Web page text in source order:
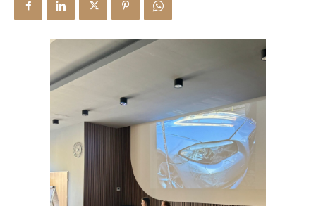
Știri
Echipa Facultății
Bibliotecă & Reviste
Bibliotecă & Reviste
Contact